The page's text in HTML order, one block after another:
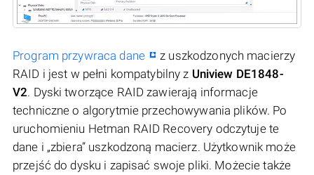
Program przywraca dane
z uszkodzonych macierzy
RAID i jest w pełni kompatybilny z Uniview DE1848-
V2. Dyski tworzące RAID zawierają informacje
techniczne o algorytmie przechowywania plików. Po
uruchomieniu Hetman RAID Recovery odczytuje te
dane i „zbiera” uszkodzoną macierz. Użytkownik może
przejść do dysku i zapisać swoje pliki. Możecie także